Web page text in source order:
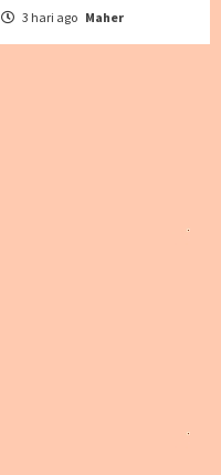
3 hari ago Maher